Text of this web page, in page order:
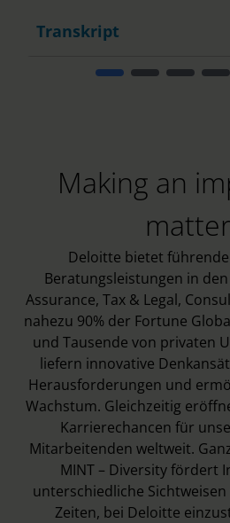
Transkript
Making an
Deloitte bietet
Beratungsleistungen in
Assurance, Tax & Legal,
nahezu 90% der Fortune
und Tausende von privaten
liefern innovative
Herausforderungen und
Wachstum. Gleichzeitig
Karrierechancen für
Mitarbeitenden weltweit.
MINT – Diversity fördert
unterschiedliche
Zeiten, bei Deloitte